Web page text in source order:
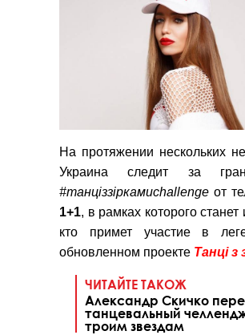
На протяжении нескольких
Украина следит за
#танціззіркамиchallenge от
1+1, в рамках которого станет
кто примет участие в
обновленном проекте Танці з
ЧИТАЙТЕ ТАКОЖ
Александр Скичко
танцевальный
троим звездам